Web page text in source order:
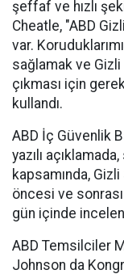
şeffaf ve hızlı
Cheatle, "ABD
var.
sağlamak ve
çıkması için
kullandı.
ABD İç Güvenlik
yazılı
kapsamında,
öncesi ve
gün içinde
ABD Temsilciler
Johnson da